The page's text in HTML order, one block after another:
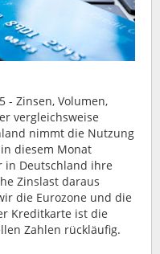
- Zinsen, Volumen,
vergleichsweise
nimmt die Nutzung
diesem Monat
in Deutschland ihre
Zinslast daraus
die Eurozone und die
Kreditkarte ist die
Zahlen rückläufig.